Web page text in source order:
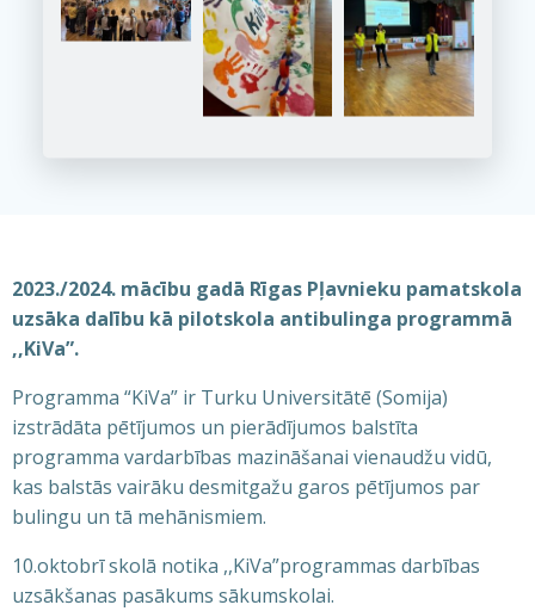
2023./2024. mācību gadā Rīgas Pļavnieku pamatskola
uzsāka dalību kā pilotskola antibulinga programmā
,,KiVa”.
Programma “KiVa” ir Turku Universitātē (Somija)
izstrādāta pētījumos un pierādījumos balstīta
programma vardarbības mazināšanai vienaudžu vidū,
kas balstās vairāku desmitgažu garos pētījumos par
bulingu un tā mehānismiem.
10.oktobrī skolā notika ,,KiVa”programmas darbības
uzsākšanas pasākums sākumskolai.